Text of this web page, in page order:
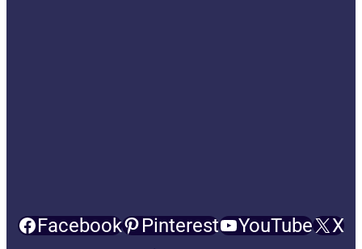
Facebook Pinterest YouTube X